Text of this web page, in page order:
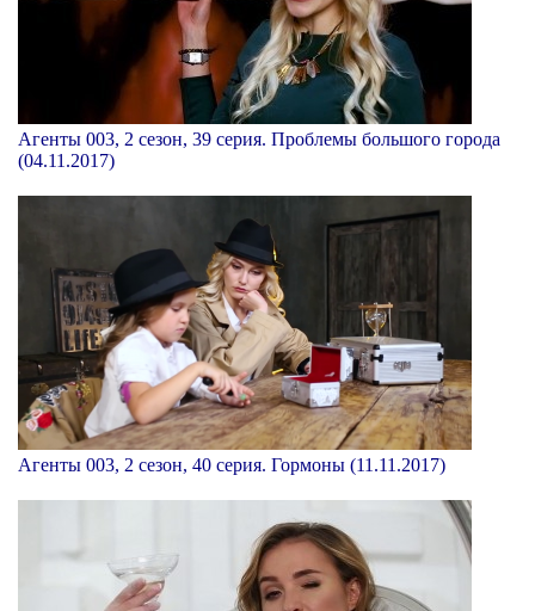
Агенты 003, 2 сезон, 39 серия. Проблемы большого города
(04.11.2017)
Агенты 003, 2 сезон, 40 серия. Гормоны (11.11.2017)